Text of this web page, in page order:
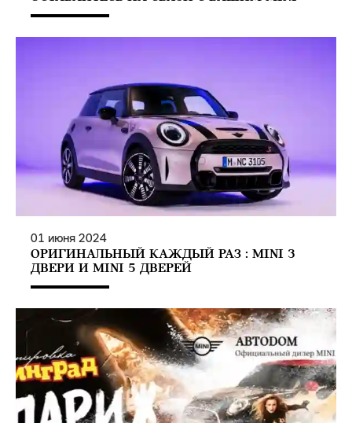
01 июня 2024
ОРИГИНАЛЬНЫЙ КАЖДЫЙ РАЗ : MINI 3
ДВЕРИ И MINI 5 ДВЕРЕЙ